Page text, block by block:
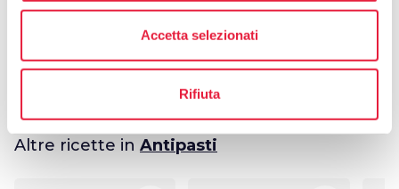
Accetta selezionati
Rifiuta
celebration Esperienze chevron_right
Altre ricette in Antipasti